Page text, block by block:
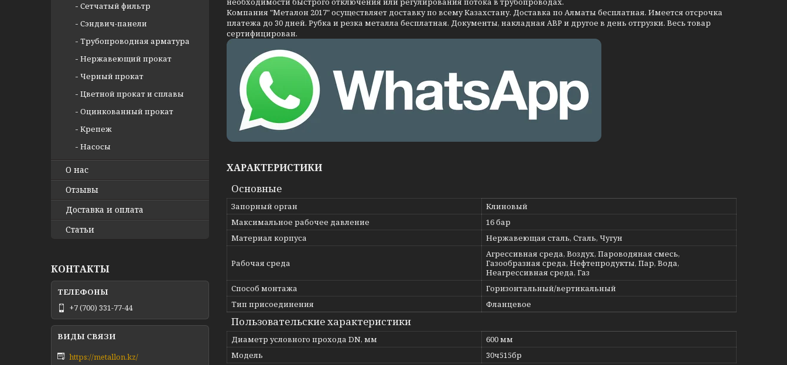
Компания "Металон 2017" осуществляет доставку по всему Казахстану. Доставка по Алматы бесплатная. Имеется отсрочка
платежа до 30 дней. Рубка и резка металла бесплатная. Документы, накладная АВР и другое в день отгрузки. Весь товар
сертифицирован.
ХАРАКТЕРИСТИКИ
Основные
Запорный орган
Клиновый
Максимальное рабочее давление
16 бар
Материал корпуса
Нержавеющая сталь, Сталь, Чугун
Рабочая среда
Агрессивная среда, Воздух, Пароводяная смесь,
Газообразная среда, Нефтепродукты, Пар, Вода,
Неагрессивная среда, Газ
Способ монтажа
Горизонтальный/вертикальный
Тип присоединения
Фланцевое
Пользовательские характеристики
Диаметр условного прохода DN, мм
600 мм
Модель
30ч515бр
Сетчатый фильтр
Сэндвич-панели
Трубопроводная арматура
Нержавеющий прокат
Черный прокат
Цветной прокат и сплавы
Оцинкованный прокат
Крепеж
Насосы
О нас
Отзывы
Доставка и оплата
Статьи
КОНТАКТЫ
+7 (700) 331-77-44
https://metallon.kz/